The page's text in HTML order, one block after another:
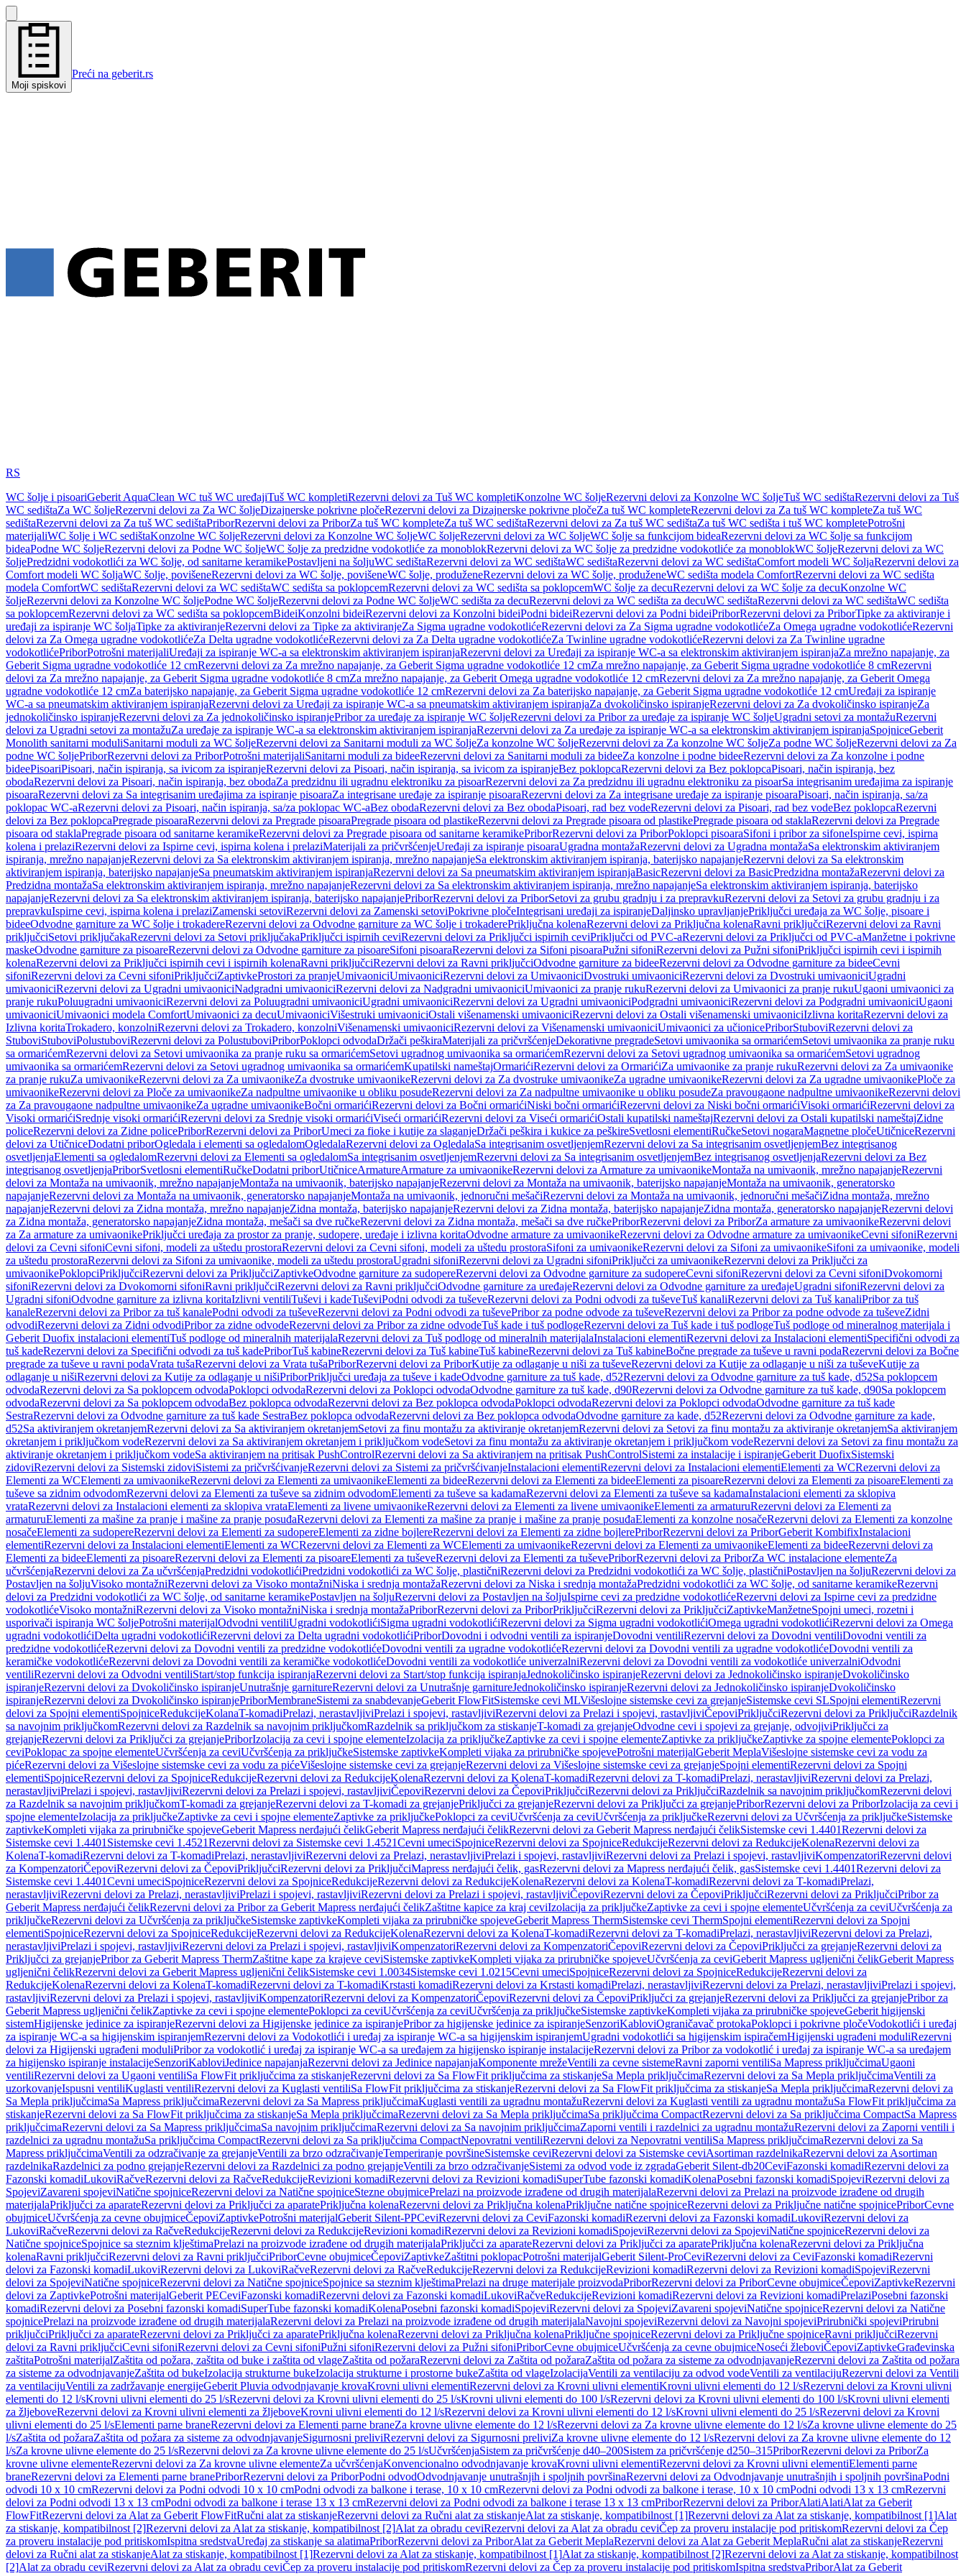
Moji spiskovi
Preći na geberit.rs
RS
WC šolje i pisoariGeberit AquaClean WC tuš WC uređajiTuš WC kompletiRezervni delovi za Tuš WC kompletiKonzolne WC šoljeRezervni delovi za Konzolne WC šoljeTuš WC sedištaRezervni delovi za Tuš
WC sedištaZa WC šoljeRezervni delovi za Za WC šoljeDizajnerske pokrivne pločeRezervni delovi za Dizajnerske pokrivne pločeZa tuš WC kompleteRezervni delovi za Za tuš WC kompleteZa tuš WC
sedištaRezervni delovi za Za tuš WC sedištaPriborRezervni delovi za PriborZa tuš WC kompleteZa tuš WC sedištaRezervni delovi za Za tuš WC sedištaZa tuš WC sedišta i tuš WC kompletePotrošni
materijaliWC šolje i WC sedištaKonzolne WC šoljeRezervni delovi za Konzolne WC šoljeWC šoljeRezervni delovi za WC šoljeWC šolje sa funkcijom bideaRezervni delovi za WC šolje sa funkcijom
bideaPodne WC šoljeRezervni delovi za Podne WC šoljeWC šolje za predzidne vodokotliće za monoblokRezervni delovi za WC šolje za predzidne vodokotliće za monoblokWC šoljeRezervni delovi za WC
šoljePredzidni vodokotlići za WC šolje, od sanitarne keramikePostavljeni na šoljuWC sedištaRezervni delovi za WC sedištaWC sedištaRezervni delovi za WC sedištaComfort modeli WC šoljaRezervni delovi za
Comfort modeli WC šoljaWC šolje, povišeneRezervni delovi za WC šolje, povišeneWC šolje, produženeRezervni delovi za WC šolje, produženeWC sedišta modela ComfortRezervni delovi za WC sedišta
modela ComfortWC sedištaRezervni delovi za WC sedištaWC sedišta sa poklopcemRezervni delovi za WC sedišta sa poklopcemWC šolje za decuRezervni delovi za WC šolje za decuKonzolne WC
šoljeRezervni delovi za Konzolne WC šoljePodne WC šoljeRezervni delovi za Podne WC šoljeWC sedišta za decuRezervni delovi za WC sedišta za decuWC sedištaRezervni delovi za WC sedištaWC sedišta
sa poklopcemRezervni delovi za WC sedišta sa poklopcemBideiKonzolni bideiRezervni delovi za Konzolni bideiPodni bideiRezervni delovi za Podni bideiPriborRezervni delovi za PriborTipke za aktiviranje i
uređaji za ispiranje WC šoljaTipke za aktiviranjeRezervni delovi za Tipke za aktiviranjeZa Sigma ugradne vodokotlićeRezervni delovi za Za Sigma ugradne vodokotlićeZa Omega ugradne vodokotlićeRezervni
delovi za Za Omega ugradne vodokotlićeZa Delta ugradne vodokotlićeRezervni delovi za Za Delta ugradne vodokotlićeZa Twinline ugradne vodokotlićeRezervni delovi za Za Twinline ugradne
vodokotlićePriborPotrošni materijaliUređaji za ispiranje WC-a sa elektronskim aktiviranjem ispiranjaRezervni delovi za Uređaji za ispiranje WC-a sa elektronskim aktiviranjem ispiranjaZa mrežno napajanje, za
Geberit Sigma ugradne vodokotliće 12 cmRezervni delovi za Za mrežno napajanje, za Geberit Sigma ugradne vodokotliće 12 cmZa mrežno napajanje, za Geberit Sigma ugradne vodokotliće 8 cmRezervni
delovi za Za mrežno napajanje, za Geberit Sigma ugradne vodokotliće 8 cmZa mrežno napajanje, za Geberit Omega ugradne vodokotliće 12 cmRezervni delovi za Za mrežno napajanje, za Geberit Omega
ugradne vodokotliće 12 cmZa baterijsko napajanje, za Geberit Sigma ugradne vodokotliće 12 cmRezervni delovi za Za baterijsko napajanje, za Geberit Sigma ugradne vodokotliće 12 cmUređaji za ispiranje
WC-a sa pneumatskim aktiviranjem ispiranjaRezervni delovi za Uređaji za ispiranje WC-a sa pneumatskim aktiviranjem ispiranjaZa dvokoličinsko ispiranjeRezervni delovi za Za dvokoličinsko ispiranjeZa
jednokoličinsko ispiranjeRezervni delovi za Za jednokoličinsko ispiranjePribor za uređaje za ispiranje WC šoljeRezervni delovi za Pribor za uređaje za ispiranje WC šoljeUgradni setovi za montažuRezervni
delovi za Ugradni setovi za montažuZa uređaje za ispiranje WC-a sa elektronskim aktiviranjem ispiranjaRezervni delovi za Za uređaje za ispiranje WC-a sa elektronskim aktiviranjem ispiranjaSpojniceGeberit
Monolith sanitarni moduliSanitarni moduli za WC šoljeRezervni delovi za Sanitarni moduli za WC šoljeZa konzolne WC šoljeRezervni delovi za Za konzolne WC šoljeZa podne WC šoljeRezervni delovi za Za
podne WC šoljePriborRezervni delovi za PriborPotrošni materijaliSanitarni moduli za bideeRezervni delovi za Sanitarni moduli za bideeZa konzolne i podne bideeRezervni delovi za Za konzolne i podne
bideePisoariPisoari, način ispiranja, sa ivicom za ispiranjeRezervni delovi za Pisoari, način ispiranja, sa ivicom za ispiranjeBez poklopcaRezervni delovi za Bez poklopcaPisoari, način ispiranja, bez
obodaRezervni delovi za Pisoari, način ispiranja, bez obodaZa predzidnu ili ugradnu elektroniku za pisoarRezervni delovi za Za predzidnu ili ugradnu elektroniku za pisoarSa integrisanim uređajima za ispiranje
pisoaraRezervni delovi za Sa integrisanim uređajima za ispiranje pisoaraZa integrisane uređaje za ispiranje pisoaraRezervni delovi za Za integrisane uređaje za ispiranje pisoaraPisoari, način ispiranja, sa/za
poklopac WC-aRezervni delovi za Pisoari, način ispiranja, sa/za poklopac WC-aBez obodaRezervni delovi za Bez obodaPisoari, rad bez vodeRezervni delovi za Pisoari, rad bez vodeBez poklopcaRezervni
delovi za Bez poklopcaPregrade pisoaraRezervni delovi za Pregrade pisoaraPregrade pisoara od plastikeRezervni delovi za Pregrade pisoara od plastikePregrade pisoara od staklaRezervni delovi za Pregrade
pisoara od staklaPregrade pisoara od sanitarne keramikeRezervni delovi za Pregrade pisoara od sanitarne keramikePriborRezervni delovi za PriborPoklopci pisoaraSifoni i pribor za sifoneIspirne cevi, ispirna
kolena i prelaziRezervni delovi za Ispirne cevi, ispirna kolena i prelaziMaterijali za pričvršćenjeUređaji za ispiranje pisoaraUgradna montažaRezervni delovi za Ugradna montažaSa elektronskim aktiviranjem
ispiranja, mrežno napajanjeRezervni delovi za Sa elektronskim aktiviranjem ispiranja, mrežno napajanjeSa elektronskim aktiviranjem ispiranja, baterijsko napajanjeRezervni delovi za Sa elektronskim
aktiviranjem ispiranja, baterijsko napajanjeSa pneumatskim aktiviranjem ispiranjaRezervni delovi za Sa pneumatskim aktiviranjem ispiranjaBasicRezervni delovi za BasicPredzidna montažaRezervni delovi za
Predzidna montažaSa elektronskim aktiviranjem ispiranja, mrežno napajanjeRezervni delovi za Sa elektronskim aktiviranjem ispiranja, mrežno napajanjeSa elektronskim aktiviranjem ispiranja, baterijsko
napajanjeRezervni delovi za Sa elektronskim aktiviranjem ispiranja, baterijsko napajanjePriborRezervni delovi za PriborSetovi za grubu gradnju i za prepravkuRezervni delovi za Setovi za grubu gradnju i za
prepravkuIspirne cevi, ispirna kolena i prelaziZamenski setoviRezervni delovi za Zamenski setoviPokrivne pločeIntegrisani uređaji za ispiranjeDaljinsko upravljanjePriključci uređaja za WC šolje, pisoare i
bideeOdvodne garniture za WC šolje i trokadereRezervni delovi za Odvodne garniture za WC šolje i trokaderePriključna kolenaRezervni delovi za Priključna kolenaRavni priključciRezervni delovi za Ravni
priključciSetovi priključakaRezervni delovi za Setovi priključakaPriključci ispirnih ceviRezervni delovi za Priključci ispirnih ceviPriključci od PVC-aRezervni delovi za Priključci od PVC-aManžetne i pokrivne
maskeOdvodne garniture za pisoareRezervni delovi za Odvodne garniture za pisoareSifoni pisoaraRezervni delovi za Sifoni pisoaraPužni sifoniRezervni delovi za Pužni sifoniPriključci ispirnih cevi i ispirnih
kolenaRezervni delovi za Priključci ispirnih cevi i ispirnih kolenaRavni priključciRezervni delovi za Ravni priključciOdvodne garniture za bideeRezervni delovi za Odvodne garniture za bideeCevni
sifoniRezervni delovi za Cevni sifoniPriključciZaptivkeProstori za pranjeUmivaoniciUmivaoniciRezervni delovi za UmivaoniciDvostruki umivaoniciRezervni delovi za Dvostruki umivaoniciUgradni
umivaoniciRezervni delovi za Ugradni umivaoniciNadgradni umivaoniciRezervni delovi za Nadgradni umivaoniciUmivaonici za pranje rukuRezervni delovi za Umivaonici za pranje rukuUgaoni umivaonici za
pranje rukuPoluugradni umivaoniciRezervni delovi za Poluugradni umivaoniciUgradni umivaoniciRezervni delovi za Ugradni umivaoniciPodgradni umivaoniciRezervni delovi za Podgradni umivaoniciUgaoni
umivaoniciUmivaonici modela ComfortUmivaonici za decuUmivaoniciVišestruki umivaoniciOstali višenamenski umivaoniciRezervni delovi za Ostali višenamenski umivaoniciIzlivna koritaRezervni delovi za
Izlivna koritaTrokadero, konzolniRezervni delovi za Trokadero, konzolniVišenamenski umivaoniciRezervni delovi za Višenamenski umivaoniciUmivaonici za učionicePriborStuboviRezervni delovi za
StuboviStuboviPolustuboviRezervni delovi za PolustuboviPriborPoklopci odvodaDržači peškiraMaterijali za pričvršćenjeDekorativne pregradeSetovi umivaonika sa ormarićemSetovi umivaonika za pranje ruku
sa ormarićemRezervni delovi za Setovi umivaonika za pranje ruku sa ormarićemSetovi ugradnog umivaonika sa ormarićemRezervni delovi za Setovi ugradnog umivaonika sa ormarićemSetovi ugradnog
umivaonika sa ormarićemRezervni delovi za Setovi ugradnog umivaonika sa ormarićemKupatilski nameštajOrmarićiRezervni delovi za OrmarićiZa umivaonike za pranje rukuRezervni delovi za Za umivaonike
za pranje rukuZa umivaonikeRezervni delovi za Za umivaonikeZa dvostruke umivaonikeRezervni delovi za Za dvostruke umivaonikeZa ugradne umivaonikeRezervni delovi za Za ugradne umivaonikePloče za
umivaonikeRezervni delovi za Ploče za umivaonikeZa nadpultne umivaonike u obliku posudeRezervni delovi za Za nadpultne umivaonike u obliku posudeZa pravougaone nadpultne umivaonikeRezervni delovi
za Za pravougaone nadpultne umivaonikeZa ugradne umivaonikeBočni ormarićiRezervni delovi za Bočni ormarićiNiski bočni ormarićiRezervni delovi za Niski bočni ormarićiVisoki ormarićiRezervni delovi za
Visoki ormarićiSrednje visoki ormarićiRezervni delovi za Srednje visoki ormarićiViseći ormarićiRezervni delovi za Viseći ormarićiOstali kupatilski nameštajRezervni delovi za Ostali kupatilski nameštajZidne
policeRezervni delovi za Zidne policePriborRezervni delovi za PriborUmeci za fioke i kutije za slaganjeDržači peškira i kukice za peškireSvetlosni elementiRučkeSetovi nogaraMagnetne pločeUtičniceRezervni
delovi za UtičniceDodatni priborOgledala i elementi sa ogledalomOgledalaRezervni delovi za OgledalaSa integrisanim osvetljenjemRezervni delovi za Sa integrisanim osvetljenjemBez integrisanog
osvetljenjaElementi sa ogledalomRezervni delovi za Elementi sa ogledalomSa integrisanim osvetljenjemRezervni delovi za Sa integrisanim osvetljenjemBez integrisanog osvetljenjaRezervni delovi za Bez
integrisanog osvetljenjaPriborSvetlosni elementiRučkeDodatni priborUtičniceArmatureArmature za umivaonikeRezervni delovi za Armature za umivaonikeMontaža na umivaonik, mrežno napajanjeRezervni
delovi za Montaža na umivaonik, mrežno napajanjeMontaža na umivaonik, baterijsko napajanjeRezervni delovi za Montaža na umivaonik, baterijsko napajanjeMontaža na umivaonik, generatorsko
napajanjeRezervni delovi za Montaža na umivaonik, generatorsko napajanjeMontaža na umivaonik, jednoručni mešačiRezervni delovi za Montaža na umivaonik, jednoručni mešačiZidna montaža, mrežno
napajanjeRezervni delovi za Zidna montaža, mrežno napajanjeZidna montaža, baterijsko napajanjeRezervni delovi za Zidna montaža, baterijsko napajanjeZidna montaža, generatorsko napajanjeRezervni delovi
za Zidna montaža, generatorsko napajanjeZidna montaža, mešači sa dve ručkeRezervni delovi za Zidna montaža, mešači sa dve ručkePriborRezervni delovi za PriborZa armature za umivaonikeRezervni delovi
za Za armature za umivaonikePriključci uređaja za prostor za pranje, sudopere, uređaje i izlivna koritaOdvodne armature za umivaonikeRezervni delovi za Odvodne armature za umivaonikeCevni sifoniRezervni
delovi za Cevni sifoniCevni sifoni, modeli za uštedu prostoraRezervni delovi za Cevni sifoni, modeli za uštedu prostoraSifoni za umivaonikeRezervni delovi za Sifoni za umivaonikeSifoni za umivaonike, modeli
za uštedu prostoraRezervni delovi za Sifoni za umivaonike, modeli za uštedu prostoraUgradni sifoniRezervni delovi za Ugradni sifoniPriključci za umivaonikeRezervni delovi za Priključci za
umivaonikePoklopciPriključciRezervni delovi za PriključciZaptivkeOdvodne garniture za sudopereRezervni delovi za Odvodne garniture za sudopereCevni sifoniRezervni delovi za Cevni sifoniDvokomorni
sifoniRezervni delovi za Dvokomorni sifoniRavni priključciRezervni delovi za Ravni priključciOdvodne garniture za uređajeRezervni delovi za Odvodne garniture za uređajeUgradni sifoniRezervni delovi za
Ugradni sifoniOdvodne garniture za izlivna koritaIzlivni ventiliTuševi i kadeTuševiPodni odvodi za tuševeRezervni delovi za Podni odvodi za tuševeTuš kanaliRezervni delovi za Tuš kanaliPribor za tuš
kanaleRezervni delovi za Pribor za tuš kanalePodni odvodi za tuševeRezervni delovi za Podni odvodi za tuševePribor za podne odvode za tuševeRezervni delovi za Pribor za podne odvode za tuševeZidni
odvodiRezervni delovi za Zidni odvodiPribor za zidne odvodeRezervni delovi za Pribor za zidne odvodeTuš kade i tuš podlogeRezervni delovi za Tuš kade i tuš podlogeTuš podloge od mineralnog materijala i
Geberit Duofix instalacioni elementiTuš podloge od mineralnih materijalaRezervni delovi za Tuš podloge od mineralnih materijalaInstalacioni elementiRezervni delovi za Instalacioni elementiSpecifični odvodi za
tuš kadeRezervni delovi za Specifični odvodi za tuš kadePriborTuš kabineRezervni delovi za Tuš kabineTuš kabineRezervni delovi za Tuš kabineBočne pregrade za tuševe u ravni podaRezervni delovi za Bočne
pregrade za tuševe u ravni podaVrata tušaRezervni delovi za Vrata tušaPriborRezervni delovi za PriborKutije za odlaganje u niši za tuševeRezervni delovi za Kutije za odlaganje u niši za tuševeKutije za
odlaganje u nišiRezervni delovi za Kutije za odlaganje u nišiPriborPriključci uređaja za tuševe i kadeOdvodne garniture za tuš kade, d52Rezervni delovi za Odvodne garniture za tuš kade, d52Sa poklopcem
odvodaRezervni delovi za Sa poklopcem odvodaPoklopci odvodaRezervni delovi za Poklopci odvodaOdvodne garniture za tuš kade, d90Rezervni delovi za Odvodne garniture za tuš kade, d90Sa poklopcem
odvodaRezervni delovi za Sa poklopcem odvodaBez poklopca odvodaRezervni delovi za Bez poklopca odvodaPoklopci odvodaRezervni delovi za Poklopci odvodaOdvodne garniture za tuš kade
SestraRezervni delovi za Odvodne garniture za tuš kade SestraBez poklopca odvodaRezervni delovi za Bez poklopca odvodaOdvodne garniture za kade, d52Rezervni delovi za Odvodne garniture za kade,
d52Sa aktiviranjem okretanjemRezervni delovi za Sa aktiviranjem okretanjemSetovi za finu montažu za aktiviranje okretanjemRezervni delovi za Setovi za finu montažu za aktiviranje okretanjemSa aktiviranjem
okretanjem i priključkom vodeRezervni delovi za Sa aktiviranjem okretanjem i priključkom vodeSetovi za finu montažu za aktiviranje okretanjem i priključkom vodeRezervni delovi za Setovi za finu montažu za
aktiviranje okretanjem i priključkom vodeSa aktiviranjem na pritisak PushControlRezervni delovi za Sa aktiviranjem na pritisak PushControlSistemi za instalacije i ispiranjeGeberit DuofixSistemski
zidoviRezervni delovi za Sistemski zidoviSistemi za pričvršćivanjeRezervni delovi za Sistemi za pričvršćivanjeInstalacioni elementiRezervni delovi za Instalacioni elementiElementi za WCRezervni delovi za
Elementi za WCElementi za umivaonikeRezervni delovi za Elementi za umivaonikeElementi za bideeRezervni delovi za Elementi za bideeElementi za pisoareRezervni delovi za Elementi za pisoareElementi za
tuševe sa zidnim odvodomRezervni delovi za Elementi za tuševe sa zidnim odvodomElementi za tuševe sa kadamaRezervni delovi za Elementi za tuševe sa kadamaInstalacioni elementi za sklopiva
vrataRezervni delovi za Instalacioni elementi za sklopiva vrataElementi za livene umivaonikeRezervni delovi za Elementi za livene umivaonikeElementi za armaturuRezervni delovi za Elementi za
armaturuElementi za mašine za pranje i mašine za pranje posuđaRezervni delovi za Elementi za mašine za pranje i mašine za pranje posuđaElementi za konzolne nosačeRezervni delovi za Elementi za konzolne
nosačeElementi za sudopereRezervni delovi za Elementi za sudopereElementi za zidne bojlereRezervni delovi za Elementi za zidne bojlerePriborRezervni delovi za PriborGeberit KombifixInstalacioni
elementiRezervni delovi za Instalacioni elementiElementi za WCRezervni delovi za Elementi za WCElementi za umivaonikeRezervni delovi za Elementi za umivaonikeElementi za bideeRezervni delovi za
Elementi za bideeElementi za pisoareRezervni delovi za Elementi za pisoareElementi za tuševeRezervni delovi za Elementi za tuševePriborRezervni delovi za PriborZa WC instalacione elementeZa
učvršćenjaRezervni delovi za Za učvršćenjaPredzidni vodokotlićiPredzidni vodokotlići za WC šolje, plastičniRezervni delovi za Predzidni vodokotlići za WC šolje, plastičniPostavljen na šoljuRezervni delovi za
Postavljen na šoljuVisoko montažniRezervni delovi za Visoko montažniNiska i srednja montažaRezervni delovi za Niska i srednja montažaPredzidni vodokotlići za WC šolje, od sanitarne keramikeRezervni
delovi za Predzidni vodokotlići za WC šolje, od sanitarne keramikePostavljen na šoljuRezervni delovi za Postavljen na šoljuIspirne cevi za predzidne vodokotlićeRezervni delovi za Ispirne cevi za predzidne
vodokotlićeVisoko montažniRezervni delovi za Visoko montažniNiska i srednja montažaPriborRezervni delovi za PriborPriključciRezervni delovi za PriključciZaptivkeManžetneSpojni umeci, rozetni i
usporivači ispiranja WC šoljePotrošni materijalOdvodni ventiliUgradni vodokotlićiSigma ugradni vodokotlićiRezervni delovi za Sigma ugradni vodokotlićiOmega ugradni vodokotlićiRezervni delovi za Omega
ugradni vodokotlićiDelta ugradni vodokotlićiRezervni delovi za Delta ugradni vodokotlićiPriborDovodni i odvodni ventili za ispiranjeDovodni ventiliRezervni delovi za Dovodni ventiliDovodni ventili za
predzidne vodokotlićeRezervni delovi za Dovodni ventili za predzidne vodokotlićeDovodni ventili za ugradne vodokotlićeRezervni delovi za Dovodni ventili za ugradne vodokotlićeDovodni ventili za
keramičke vodokotlićeRezervni delovi za Dovodni ventili za keramičke vodokotlićeDovodni ventili za vodokotliće univerzalniRezervni delovi za Dovodni ventili za vodokotliće univerzalniOdvodni
ventiliRezervni delovi za Odvodni ventiliStart/stop funkcija ispiranjaRezervni delovi za Start/stop funkcija ispiranjaJednokoličinsko ispiranjeRezervni delovi za Jednokoličinsko ispiranjeDvokoličinsko
ispiranjeRezervni delovi za Dvokoličinsko ispiranjeUnutrašnje garnitureRezervni delovi za Unutrašnje garnitureJednokoličinsko ispiranjeRezervni delovi za Jednokoličinsko ispiranjeDvokoličinsko
ispiranjeRezervni delovi za Dvokoličinsko ispiranjePriborMembraneSistemi za snabdevanjeGeberit FlowFitSistemske cevi MLVišeslojne sistemske cevi za grejanjeSistemske cevi SLSpojni elementiRezervni
delovi za Spojni elementiSpojniceRedukcijeKolanaT-komadiPrelazi, nerastavljiviPrelazi i spojevi, rastavljiviRezervni delovi za Prelazi i spojevi, rastavljiviČepoviPriključciRezervni delovi za PriključciRazdelnik
sa navojnim priključkomRezervni delovi za Razdelnik sa navojnim priključkomRazdelnik sa priključkom za stiskanjeT-komadi za grejanjeOdvodne cevi i spojevi za grejanje, odvojiviPriključci za
grejanjeRezervni delovi za Priključci za grejanjePriborIzolacija za cevi i spojne elementeIzolacija za priključkeZaptivke za cevi i spojne elementeZaptivke za priključkeZaptivke za spojne elementePoklopci za
ceviPoklopac za spojne elementeUčvršćenja za ceviUčvršćenja za priključkeSistemske zaptivkeKompleti vijaka za prirubničke spojevePotrošni materijalGeberit MeplaVišeslojne sistemske cevi za vodu za
pićeRezervni delovi za Višeslojne sistemske cevi za vodu za pićeVišeslojne sistemske cevi za grejanjeRezervni delovi za Višeslojne sistemske cevi za grejanjeSpojni elementiRezervni delovi za Spojni
elementiSpojniceRezervni delovi za SpojniceRedukcijeRezervni delovi za RedukcijeKolenaRezervni delovi za KolenaT-komadiRezervni delovi za T-komadiPrelazi, nerastavljiviRezervni delovi za Prelazi,
nerastavljiviPrelazi i spojevi, rastavljiviRezervni delovi za Prelazi i spojevi, rastavljiviČepoviRezervni delovi za ČepoviPriključciRezervni delovi za PriključciRazdelnik sa navojnim priključkomRezervni delovi
za Razdelnik sa navojnim priključkomT-komadi za grejanjeRezervni delovi za T-komadi za grejanjePriključci za grejanjeRezervni delovi za Priključci za grejanjePriborRezervni delovi za PriborIzolacija za cevi i
spojne elementeIzolacija za priključkeZaptivke za cevi i spojne elementeZaptivke za priključkePoklopci za ceviUčvršćenja za ceviUčvršćenja za priključkeRezervni delovi za Učvršćenja za priključkeSistemske
zaptivkeKompleti vijaka za prirubničke spojeveGeberit Mapress nerđajući čelikGeberit Mapress nerđajući čelikRezervni delovi za Geberit Mapress nerđajući čelikSistemske cevi 1.4401Rezervni delovi za
Sistemske cevi 1.4401 Sistemske cevi 1.4521Rezervni delovi za Sistemske cevi 1.4521Cevni umeciSpojniceRezervni delovi za SpojniceRedukcijeRezervni delovi za RedukcijeKolenaRezervni delovi za
KolenaT-komadiRezervni delovi za T-komadiPrelazi, nerastavljiviRezervni delovi za Prelazi, nerastavljiviPrelazi i spojevi, rastavljiviRezervni delovi za Prelazi i spojevi, rastavljiviKompenzatoriRezervni delovi
za KompenzatoriČepoviRezervni delovi za ČepoviPriključciRezervni delovi za PriključciMapress nerđajući čelik, gasRezervni delovi za Mapress nerđajući čelik, gasSistemske cevi 1.4401Rezervni delovi za
Sistemske cevi 1.4401Cevni umeciSpojniceRezervni delovi za SpojniceRedukcijeRezervni delovi za RedukcijeKolenaRezervni delovi za KolenaT-komadiRezervni delovi za T-komadiPrelazi,
nerastavljiviRezervni delovi za Prelazi, nerastavljiviPrelazi i spojevi, rastavljiviRezervni delovi za Prelazi i spojevi, rastavljiviČepoviRezervni delovi za ČepoviPriključciRezervni delovi za PriključciPribor za
Geberit Mapress nerđajući čelikRezervni delovi za Pribor za Geberit Mapress nerđajući čelikZaštitne kapice za kraj ceviIzolacija za priključkeZaptivke za cevi i spojne elementeUčvršćenja za ceviUčvršćenja za
priključkeRezervni delovi za Učvršćenja za priključkeSistemske zaptivkeKompleti vijaka za prirubničke spojeveGeberit Mapress ThermSistemske cevi ThermSpojni elementiRezervni delovi za Spojni
elementiSpojniceRezervni delovi za SpojniceRedukcijeRezervni delovi za RedukcijeKolenaRezervni delovi za KolenaT-komadiRezervni delovi za T-komadiPrelazi, nerastavljiviRezervni delovi za Prelazi,
nerastavljiviPrelazi i spojevi, rastavljiviRezervni delovi za Prelazi i spojevi, rastavljiviKompenzatoriRezervni delovi za KompenzatoriČepoviRezervni delovi za ČepoviPriključci za grejanjeRezervni delovi za
Priključci za grejanjePribor za Geberit Mapress ThermZaštitne kape za krajeve ceviSistemske zaptivkeKompleti vijaka za prirubničke spojeveUčvršćenja za ceviGeberit Mapress ugljenični čelikGeberit Mapress
ugljenični čelikRezervni delovi za Geberit Mapress ugljenični čelikSistemske cevi 1.0034Sistemske cevi 1.0215Cevni umeciSpojniceRezervni delovi za SpojniceRedukcijeRezervni delovi za
RedukcijeKolenaRezervni delovi za KolenaT-komadiRezervni delovi za T-komadiKrstasti komadiRezervni delovi za Krstasti komadiPrelazi, nerastavljiviRezervni delovi za Prelazi, nerastavljiviPrelazi i spojevi,
rastavljiviRezervni delovi za Prelazi i spojevi, rastavljiviKompenzatoriRezervni delovi za KompenzatoriČepoviRezervni delovi za ČepoviPriključci za grejanjeRezervni delovi za Priključci za grejanjePribor za
Geberit Mapress ugljenični čelikZaptivke za cevi i spojne elementePoklopci za ceviUčvršćenja za ceviUčvršćenja za priključkeSistemske zaptivkeKompleti vijaka za prirubničke spojeveGeberit higijenski
sistemHigijenske jedinice za ispiranjeRezervni delovi za Higijenske jedinice za ispiranjePribor za higijenske jedinice za ispiranjeSenzoriKabloviOgraničavač protokaPoklopci i pokrivne pločeVodokotlići i uređaj
za ispiranje WC-a sa higijenskim ispiranjemRezervni delovi za Vodokotlići i uređaj za ispiranje WC-a sa higijenskim ispiranjemUgradni vodokotlići sa higijenskim ispiračemHigijenski ugrađeni moduliRezervni
delovi za Higijenski ugrađeni moduliPribor za vodokotlić i uređaj za ispiranje WC-a sa uređajem za higijensko ispiranje instalacijeRezervni delovi za Pribor za vodokotlić i uređaj za ispiranje WC-a sa uređajem
za higijensko ispiranje instalacijeSenzoriKabloviJedinice napajanjaRezervni delovi za Jedinice napajanjaKomponente mrežeVentili za cevne sistemeRavni zaporni ventiliSa Mapress priključcimaUgaoni
ventiliRezervni delovi za Ugaoni ventiliSa FlowFit priključcima za stiskanjeRezervni delovi za Sa FlowFit priključcima za stiskanjeSa Mepla priključcimaRezervni delovi za Sa Mepla priključcimaVentili za
uzorkovanjeIspusni ventiliKuglasti ventiliRezervni delovi za Kuglasti ventiliSa FlowFit priključcima za stiskanjeRezervni delovi za Sa FlowFit priključcima za stiskanjeSa Mepla priključcimaRezervni delovi za
Sa Mepla priključcimaSa Mapress priključcimaRezervni delovi za Sa Mapress priključcimaKuglasti ventili za ugradnu montažuRezervni delovi za Kuglasti ventili za ugradnu montažuSa FlowFit priključcima za
stiskanjeRezervni delovi za Sa FlowFit priključcima za stiskanjeSa Mepla priključcimaRezervni delovi za Sa Mepla priključcimaSa priključcima CompactRezervni delovi za Sa priključcima CompactSa Mapress
priključcimaRezervni delovi za Sa Mapress priključcimaSa navojnim priključcimaRezervni delovi za Sa navojnim priključcimaZaporni ventili i razdelnici za ugradnu montažuRezervni delovi za Zaporni ventili i
razdelnici za ugradnu montažuSa priključcima CompactRezervni delovi za Sa priključcima CompactNepovratni ventiliRezervni delovi za Nepovratni ventiliSa Mapress priključcimaRezervni delovi za Sa
Mapress priključcimaVentili za odzračivanje za grejanjeVentili za brzo odzračivanjeTemperiranje površineSistemske ceviRezervni delovi za Sistemske ceviAsortiman razdelnikaRezervni delovi za Asortiman
razdelnikaRazdelnici za podno grejanjeRezervni delovi za Razdelnici za podno grejanjeVentili za brzo odzračivanjeSistemi za odvod vode iz zgradaGeberit Silent-db20CeviFazonski komadiRezervni delovi za
Fazonski komadiLukoviRačveRezervni delovi za RačveRedukcijeRevizioni komadiRezervni delovi za Revizioni komadiSuperTube fazonski komadiKolenaPosebni fazonski komadiSpojeviRezervni delovi za
SpojeviZavareni spojeviNatične spojniceRezervni delovi za Natične spojniceStezne obujmicePrelazi na proizvode izrađene od drugih materijalaRezervni delovi za Prelazi na proizvode izrađene od drugih
materijalaPriključci za aparateRezervni delovi za Priključci za aparatePriključna kolenaRezervni delovi za Priključna kolenaPriključne natične spojniceRezervni delovi za Priključne natične spojnicePriborCevne
obujmiceUčvršćenja za cevne obujmiceČepoviZaptivkePotrošni materijalGeberit Silent-PPCeviRezervni delovi za CeviFazonski komadiRezervni delovi za Fazonski komadiLukoviRezervni delovi za
LukoviRačveRezervni delovi za RačveRedukcijeRezervni delovi za RedukcijeRevizioni komadiRezervni delovi za Revizioni komadiSpojeviRezervni delovi za SpojeviNatične spojniceRezervni delovi za
Natične spojniceSpojnice sa steznim klještimaPrelazi na proizvode izrađene od drugih materijalaPriključci za aparateRezervni delovi za Priključci za aparatePriključna kolenaRezervni delovi za Priključna
kolenaRavni priključciRezervni delovi za Ravni priključciPriborCevne obujmiceČepoviZaptivkeZaštitni poklopacPotrošni materijalGeberit Silent-ProCeviRezervni delovi za CeviFazonski komadiRezervni
delovi za Fazonski komadiLukoviRezervni delovi za LukoviRačveRezervni delovi za RačveRedukcijeRezervni delovi za RedukcijeRevizioni komadiRezervni delovi za Revizioni komadiSpojeviRezervni
delovi za SpojeviNatične spojniceRezervni delovi za Natične spojniceSpojnice sa steznim klještimaPrelazi na druge materijale proizvodaPriborRezervni delovi za PriborCevne obujmiceČepoviZaptivkeRezervni
delovi za ZaptivkePotrošni materijalGeberit PECeviFazonski komadiRezervni delovi za Fazonski komadiLukoviRačveRedukcijeRevizioni komadiRezervni delovi za Revizioni komadiPrelaziPosebni fazonski
komadiRezervni delovi za Posebni fazonski komadiSuperTube fazonski komadiKolenaPosebni fazonski komadiSpojeviRezervni delovi za SpojeviZavareni spojeviNatične spojniceRezervni delovi za Natične
spojnicePrelazi na proizvode izrađene od drugih materijalaRezervni delovi za Prelazi na proizvode izrađene od drugih materijalaNavojni spojeviRezervni delovi za Navojni spojeviPrirubnički spojeviPrirubni
priključciPriključci za aparateRezervni delovi za Priključci za aparatePriključna kolenaRezervni delovi za Priključna kolenaPriključne spojniceRezervni delovi za Priključne spojniceRavni priključciRezervni
delovi za Ravni priključciCevni sifoniRezervni delovi za Cevni sifoniPužni sifoniRezervni delovi za Pužni sifoniPriborCevne obujmiceUčvršćenja za cevne obujmiceNoseći žleboviČepoviZaptivkeGrađevinska
zaštitaPotrošni materijalZaštita od požara, zaštita od buke i zaštita od vlageZaštita od požaraRezervni delovi za Zaštita od požaraZaštita od požara za sisteme za odvodnjavanjeRezervni delovi za Zaštita od požara
za sisteme za odvodnjavanjeZaštita od bukeIzolacija strukturne bukeIzolacija strukturne i prostorne bukeZaštita od vlageIzolacijaVentili za ventilaciju za odvod vodeVentili za ventilacijuRezervni delovi za Ventili
za ventilacijuVentili za zadržavanje energijeGeberit Pluvia odvodnjavanje krovaKrovni ulivni elementiRezervni delovi za Krovni ulivni elementiKrovni ulivni elementi do 12 l/sRezervni delovi za Krovni ulivni
elementi do 12 l/sKrovni ulivni elementi do 25 l/sRezervni delovi za Krovni ulivni elementi do 25 l/sKrovni ulivni elementi do 100 l/sRezervni delovi za Krovni ulivni elementi do 100 l/sKrovni ulivni elementi
za žljeboveRezervni delovi za Krovni ulivni elementi za žljeboveKrovni ulivni elementi do 12 l/sRezervni delovi za Krovni ulivni elementi do 12 l/sKrovni ulivni elementi do 25 l/sRezervni delovi za Krovni
ulivni elementi do 25 l/sElementi parne braneRezervni delovi za Elementi parne braneZa krovne ulivne elemente do 12 l/sRezervni delovi za Za krovne ulivne elemente do 12 l/sZa krovne ulivne elemente do 25
l/sZaštita od požaraZaštita od požara za sisteme za odvodnjavanjeSigurnosni preliviRezervni delovi za Sigurnosni preliviZa krovne ulivne elemente do 12 l/sRezervni delovi za Za krovne ulivne elemente do 12
l/sZa krovne ulivne elemente do 25 l/sRezervni delovi za Za krovne ulivne elemente do 25 l/sUčvršćenjaSistem za pričvršćenje d40–200Sistem za pričvršćenje d250–315PriborRezervni delovi za PriborZa
krovne ulivne elementeRezervni delovi za Za krovne ulivne elementeZa učvršćenjaKonvencionalno odvodnjavanje krovaKrovni ulivni elementiRezervni delovi za Krovni ulivni elementiElementi parne
braneRezervni delovi za Elementi parne branePriborRezervni delovi za PriborPodni odvodOdvodnjavanje unutrašnjih i spoljnih površinaRezervni delovi za Odvodnjavanje unutrašnjih i spoljnih površinaPodni
odvodi 10 x 10 cmRezervni delovi za Podni odvodi 10 x 10 cmPodni odvodi za balkone i terase, 10 x 10 cmRezervni delovi za Podni odvodi za balkone i terase, 10 x 10 cmPodni odvodi 13 x 13 cmRezervni
delovi za Podni odvodi 13 x 13 cmPodni odvodi za balkone i terase 13 x 13 cmRezervni delovi za Podni odvodi za balkone i terase 13 x 13 cmPriborRezervni delovi za PriborAlatiAlatiAlat za Geberit
FlowFitRezervni delovi za Alat za Geberit FlowFitRučni alat za stiskanjeRezervni delovi za Ručni alat za stiskanjeAlat za stiskanje, kompatibilnost [1]Rezervni delovi za Alat za stiskanje, kompatibilnost [1]Alat
za stiskanje, kompatibilnost [2]Rezervni delovi za Alat za stiskanje, kompatibilnost [2]Alat za obradu ceviRezervni delovi za Alat za obradu ceviČep za proveru instalacije pod pritiskomRezervni delovi za Čep
za proveru instalacije pod pritiskomIspitna sredstvaUređaj za stiskanje sa alatimaPriborRezervni delovi za PriborAlat za Geberit MeplaRezervni delovi za Alat za Geberit MeplaRučni alat za stiskanjeRezervni
delovi za Ručni alat za stiskanjeAlat za stiskanje, kompatibilnost [1]Rezervni delovi za Alat za stiskanje, kompatibilnost [1]Alat za stiskanje, kompatibilnost [2]Rezervni delovi za Alat za stiskanje, kompatibilnost
[2]Alat za obradu ceviRezervni delovi za Alat za obradu ceviČep za proveru instalacije pod pritiskomRezervni delovi za Čep za proveru instalacije pod pritiskomIspitna sredstvaPriborAlat za Geberit